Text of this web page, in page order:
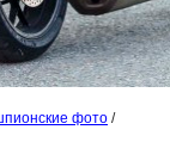
фото /